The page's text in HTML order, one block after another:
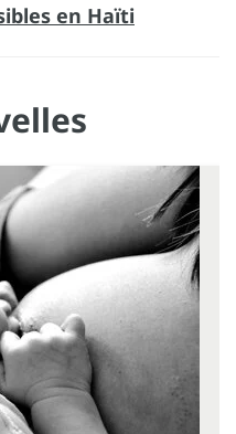
en Haïti